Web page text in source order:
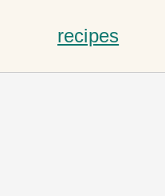
要
recipes